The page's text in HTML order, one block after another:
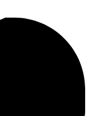
a sua equipa
social através
sobre temas
soluções